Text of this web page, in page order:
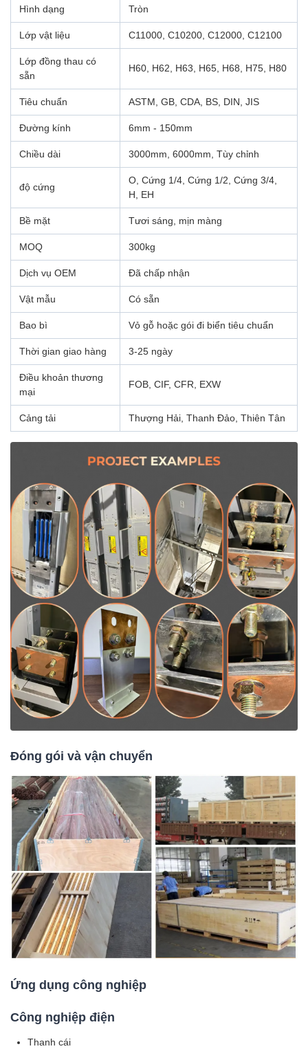
Hình dạng Tròn
Lớp vật liệu C11000, C10200, C12000, C12100
Lớp đồng thau có
sẵn
H60, H62, H63, H65, H68, H75, H80
Tiêu chuẩn ASTM, GB, CDA, BS, DIN, JIS
Đường kính 6mm - 150mm
Chiều dài 3000mm, 6000mm, Tùy chỉnh
độ cứng
O, Cứng 1/4, Cứng 1/2, Cứng 3/4,
H, EH
Bề mặt Tươi sáng, mịn màng
MOQ 300kg
Dịch vụ OEM Đã chấp nhận
Vật mẫu Có sẵn
Bao bì Vỏ gỗ hoặc gói đi biển tiêu chuẩn
Thời gian giao hàng 3-25 ngày
Điều khoản thương
mại
FOB, CIF, CFR, EXW
Cảng tải Thượng Hải, Thanh Đảo, Thiên Tân
Đóng gói và vận chuyển
Ứng dụng công nghiệp
Công nghiệp điện
Thanh cái